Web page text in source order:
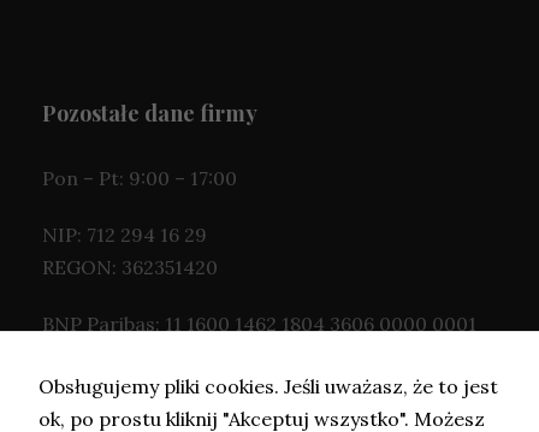
Pozostałe dane firmy
Pon – Pt: 9:00 – 17:00
NIP: 712 294 16 29
REGON: 362351420
BNP Paribas: 11 1600 1462 1804 3606 0000 0001
Obsługujemy pliki cookies. Jeśli uważasz, że to jest
ok, po prostu kliknij "Akceptuj wszystko". Możesz